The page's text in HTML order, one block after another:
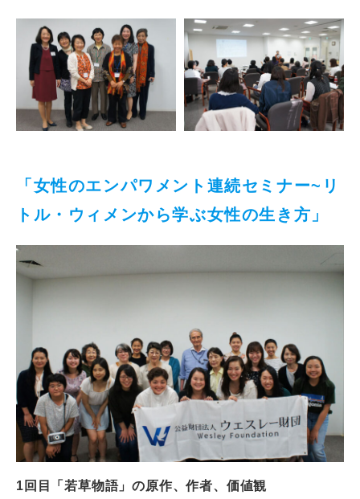
「女性のエンパワメント連続セミナー~リ
トル・ウィメンから学ぶ女性の生き方」
1 回目「若草物語」の原作、作者、価値観